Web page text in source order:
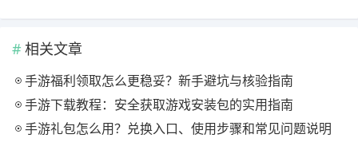
相关文章
手游福利领取怎么更稳妥？新手避坑与核验指南
手游下载教程：安全获取游戏安装包的实用指南
手游礼包怎么用？兑换入口、使用步骤和常见问题说明